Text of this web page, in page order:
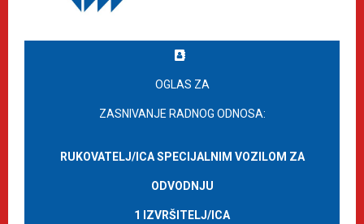
OGLAS ZA
ZASNIVANJE RADNOG ODNOSA:
RUKOVATELJ/ICA SPECIJALNIM VOZILOM ZA
ODVODNJU
1 IZVRŠITELJ/ICA